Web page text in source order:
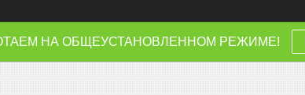
НА ОБЩЕУСТАНОВЛЕННОМ РЕЖИМЕ!